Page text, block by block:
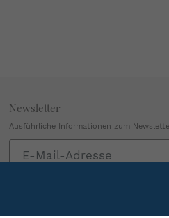
Newsletter
Ausführliche Informationen zum
Abonnieren
Sie